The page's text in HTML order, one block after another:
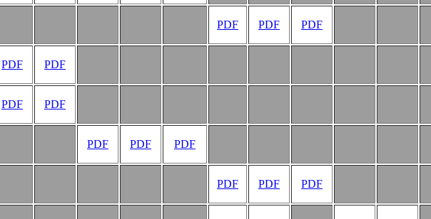
PDF PDF PDF
PDF PDF
PDF PDF
PDF PDF PDF
PDF PDF PDF